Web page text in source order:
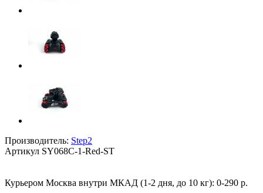
Производитель: Step2
Артикул SY068C-1-Red-ST
Курьером Москва внутри МКАД (1-2 дня, до 10 кг): 0-290 р.